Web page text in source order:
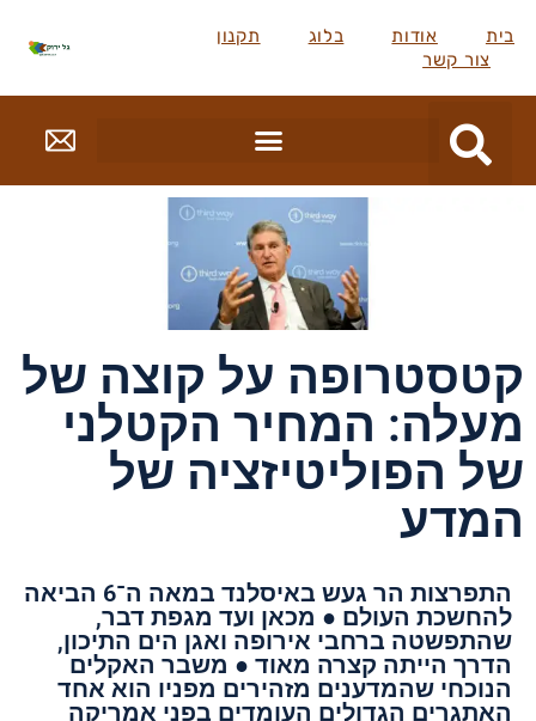
בית אודות בלוג
תקנון
צור קשר
קטסטרופה על קוצה של
מעלה: המחיר הקטלני
של הפוליטיזציה של
המדע
התפרצות הר געש באיסלנד במאה ה־6 הביאה
להחשכת העולם ● מכאן ועד מגפת דבר,
שהתפשטה ברחבי אירופה ואגן הים התיכון,
הדרך הייתה קצרה מאוד ● משבר האקלים
הנוכחי שהמדענים מזהירים מפניו הוא אחד
האתגרים הגדולים העומדים בפני אמריקה